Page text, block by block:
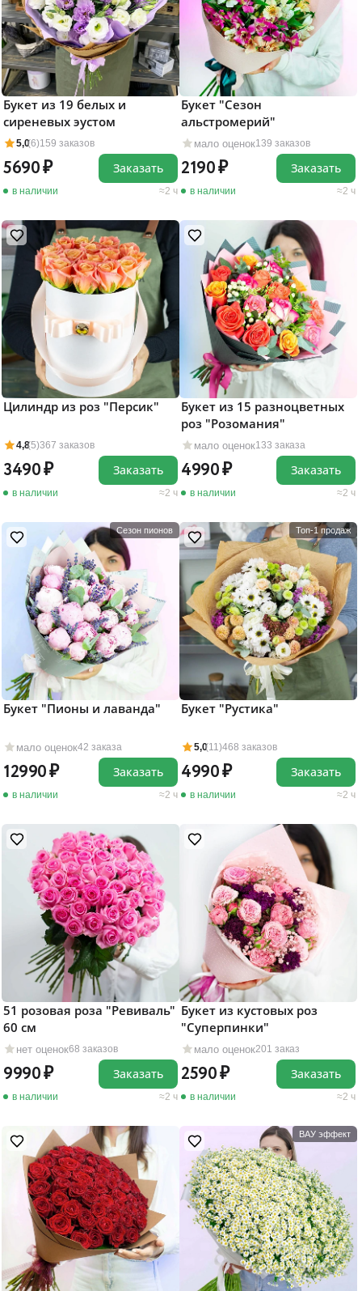
5,0(6)159 заказов
Букет из 19 белых и
сиреневых эустом
5690
в наличии 2 ч
Заказать
мало оценок139 заказов
Букет "Сезон
альстромерий"
2190
в наличии 2 ч
Заказать
4,8(5)367 заказов
Цилиндр из роз "Персик"
3490
в наличии 2 ч
Заказать
мало оценок133 заказа
Букет из 15 разноцветных
роз "Розомания"
4990
в наличии 2 ч
Заказать
Сезон пионов
мало оценок42 заказа
Букет "Пионы и лаванда"
12990
в наличии 2 ч
Заказать
Топ-1 продаж
5,0(11)468 заказов
Букет "Рустика"
4990
в наличии 2 ч
Заказать
нет оценок68 заказов
51 розовая роза "Ревиваль"
60 см
9990
в наличии 2 ч
Заказать
мало оценок201 заказ
Букет из кустовых роз
"Суперпинки"
2590
в наличии 2 ч
Заказать
ВАУ эффект